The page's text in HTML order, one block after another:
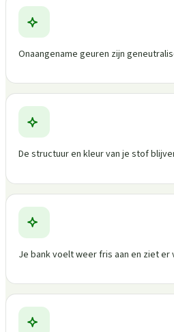
Onaangename geuren zijn
De structuur en kleur van je stof
Je bank voelt weer fris aan en ziet